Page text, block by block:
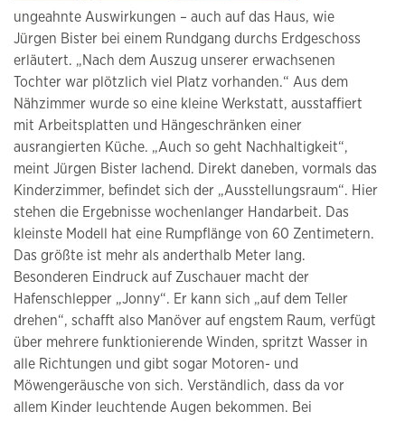
ungeahnte Auswirkungen – auch auf das Haus, wie
Jürgen Bister bei einem Rundgang durchs Erdgeschoss
erläutert. „Nach dem Auszug unserer erwachsenen
Tochter war plötzlich viel Platz vorhanden.“ Aus dem
Nähzimmer wurde so eine kleine Werkstatt, ausstaffiert
mit Arbeitsplatten und Hängeschränken einer
ausrangierten Küche. „Auch so geht Nachhaltigkeit“,
meint Jürgen Bister lachend. Direkt daneben, vormals das
Kinderzimmer, befindet sich der „Ausstellungsraum“. Hier
stehen die Ergebnisse wochenlanger Handarbeit. Das
kleinste Modell hat eine Rumpflänge von 60 Zentimetern.
Das größte ist mehr als anderthalb Meter lang.
Besonderen Eindruck auf Zuschauer macht der
Hafenschlepper „Jonny“. Er kann sich „auf dem Teller
drehen“, schafft also Manöver auf engstem Raum, verfügt
über mehrere funktionierende Winden, spritzt Wasser in
alle Richtungen und gibt sogar Motoren- und
Möwengeräusche von sich. Verständlich, dass da vor
allem Kinder leuchtende Augen bekommen. Bei